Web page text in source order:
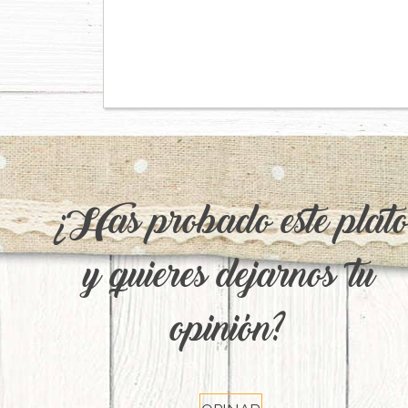
¿Has probado este
y quieres dejarnos tu
opinión?